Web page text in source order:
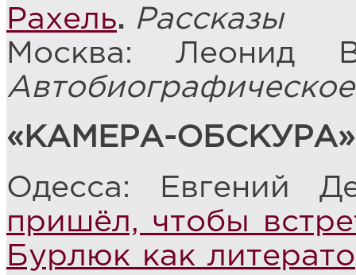
Рахель. Рассказы
Москва: Леонид
«КАМЕРА-ОБСКУРА»
Одесса: Евгений
пришёл, чтобы
Бурлюк как